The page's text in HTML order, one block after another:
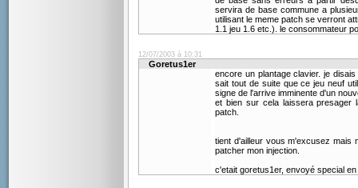
servira de base commune a
utilisant le meme patch se verront
1.1 jeu 1.6 etc.). le consommateur
12/07/2003 à 10:31
Goretus1er
encore un plantage clavier. je
sait tout de suite que ce jeu neuf
signe de l'arrive imminente d'un
et bien sur cela laissera presager
patch.
tient d'ailleur vous m'excusez mais
patcher mon injection.
c'etait goretus1er, envoyé special